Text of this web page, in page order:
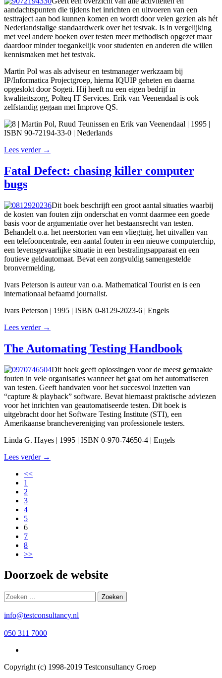
aandachtspunten die tijdens het inrichten en uitvoeren van een
testtraject aan bod kunnen komen en wordt door velen gezien als hét
Nederlandstalige standaardwerk over het testvak. Is in vergelijking
met veel andere boeken over testen meer methodisch opgezet maar
daardoor minder toegankelijk voor studenten en anderen die willen
kennismaken met het testvak.
Martin Pol was als adviseur en testmanager werkzaam bij
IP/Informatica Projectgroep, hierna IQUIP geheten en daarna
opgeslokt door Sogeti. Hij heeft nu een eigen bedrijf in
kwaliteitszorg, Polteq IT Services. Erik van Veenendaal is ook
zelfstandig gegaan met Improve QS.
| Martin Pol, Ruud Teunissen en Erik van Veenendaal | 1995 |
ISBN 90-72194-33-0 | Nederlands
Lees verder →
Fatal Defect: chasing killer computer
bugs
Dit boek beschrijft een groot aantal situaties waarbij
de kosten van fouten zijn onderschat en vormt daarmee een goede
basis voor de argumentatie over het bestaansrecht van testen.
Behandelt o.a. het neerstorten van een vliegtuig, het uitvallen van
een telefooncentrale, een aantal fouten in een nieuwe computerchip,
een levensgevaarlijke situatie in een bestralingsapparaat en een
foutieve geldautomaat. Bevat een zorgvuldig samengestelde
bronvermelding.
Ivars Peterson is auteur van o.a. Mathematical Tourist en is een
internationaal befaamd journalist.
Ivars Peterson | 1995 | ISBN 0-8129-2023-6 | Engels
Lees verder →
The Automating Testing Handbook
Dit boek geeft oplossingen voor de meest gemaakte
fouten in vele organisaties wanneer het gaat om het automatiseren
van testen. Geeft handvaten voor het succesvol inzetten van
“capture & playback” software. Bevat hiernaast praktische adviezen
voor het inrichten van geautomatiseerde testen. Dit boek is
uitgebracht door het Software Testing Institute (STI), een
Amerikaanse branchevereniging van professionele testers.
Linda G. Hayes | 1995 | ISBN 0-970-74650-4 | Engels
Lees verder →
<<
1
2
3
4
5
6
7
8
>>
Doorzoek de website
Zoeken
naar:
info@testconsultancy.nl
050 311 7000
Copyright (c) 1998-2019 Testconsultancy Groep